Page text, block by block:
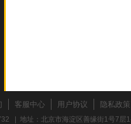
客服中心 用户协议 隐私政策
| 地址：北京市海淀区善缘街1号7